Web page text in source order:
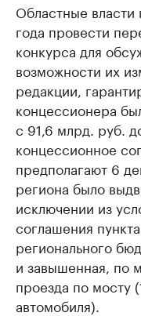
Областные власти
года провести
конкурса для
возможности их
редакции,
концессионера
с 91,6 млрд. руб.
концессионное
предполагают 6
региона было
исключении из
соглашения
регионального
и завышенная, по
проезда по мосту
автомобиля).